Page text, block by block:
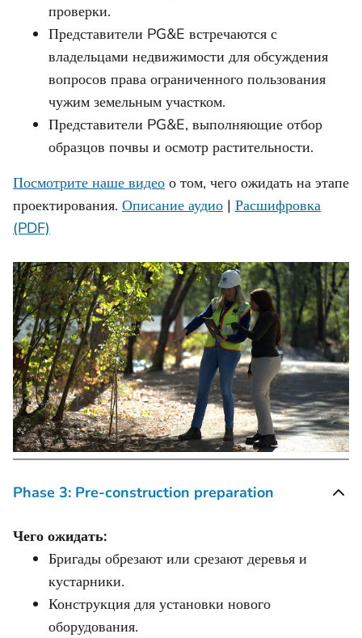
проверки.
Представители PG&E встречаются с
владельцами недвижимости для обсуждения
вопросов права ограниченного пользования
чужим земельным участком.
Представители PG&E, выполняющие отбор
образцов почвы и осмотр растительности.
Посмотрите наше видео о том, чего ожидать на этапе
проектирования. Описание аудио | Расшифровка
(PDF)
Phase 3: Pre-construction preparation
Чего ожидать:
Бригады обрезают или срезают деревья и
кустарники.
Конструкция для установки нового
оборудования.